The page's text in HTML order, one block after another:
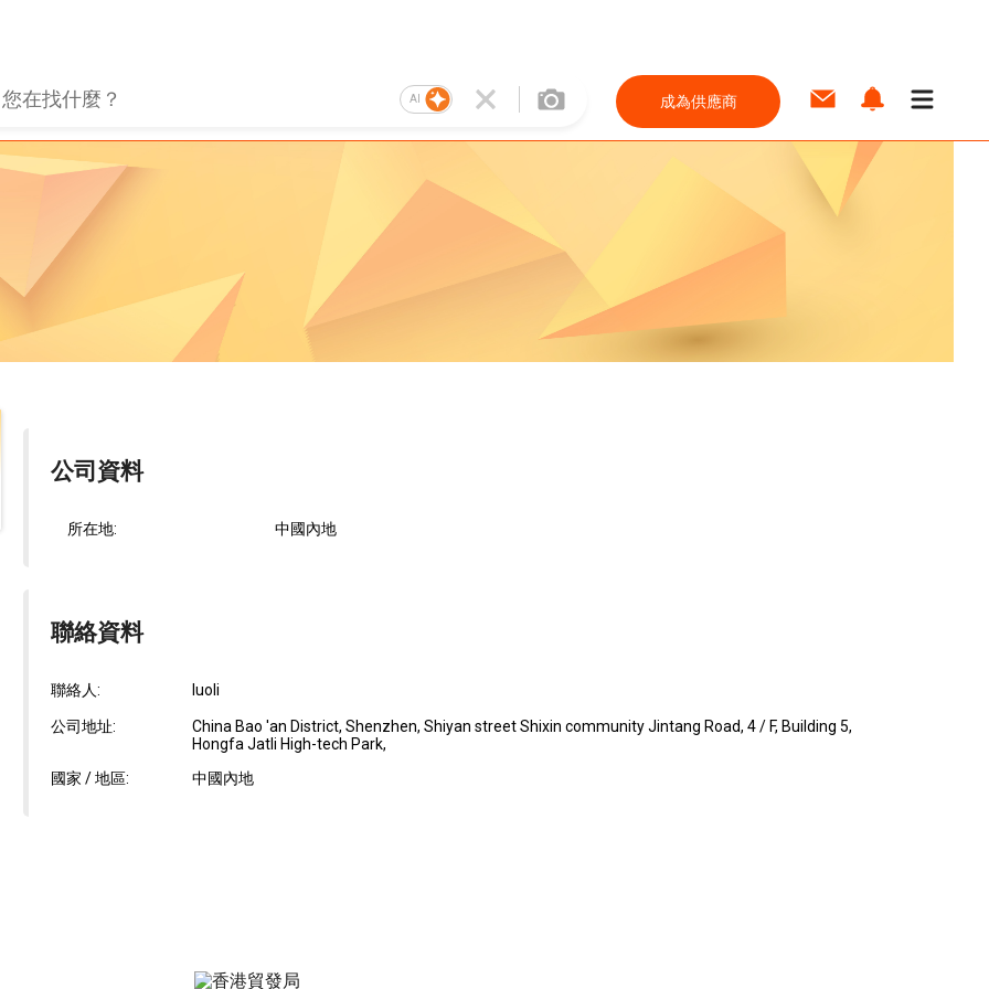
AI 成為供應商
公司資料
所在地: 中國內地
聯絡資料
聯絡人: luoli
公司地址:
China Bao 'an District, Shenzhen, Shiyan street Shixin community Jintang Road, 4 / F, Building 5,
Hongfa Jatli High-tech Park,
國家 / 地區:
中國內地